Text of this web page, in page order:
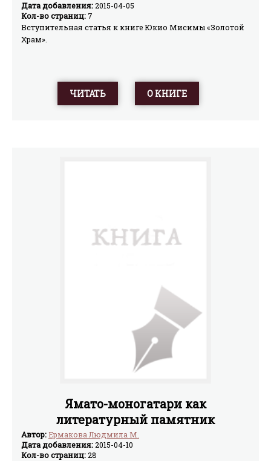
Дата добавления:2015-04-05
Кол-во страниц: 7
Вступительная статья к книге Юкио Мисимы «Золотой
Храм».
ЧИТАТЬ О КНИГЕ
Ямато-моногатари как
литературный памятник
Автор:Ермакова Людмила М.
Дата добавления:2015-04-10
Кол-во страниц:28